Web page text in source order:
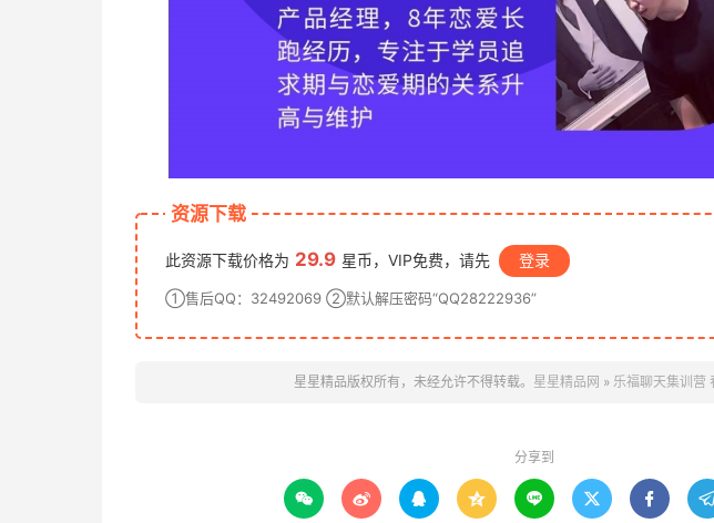
资源下载
此资源下载价格为 29.9 星币，VIP免费，请先 登录
①售后QQ：32492069 ②默认解压密码“QQ28222936”
星星精品版权所有，未经允许不得转载。 星星精品网 » 乐福聊天集训营
分享到
      